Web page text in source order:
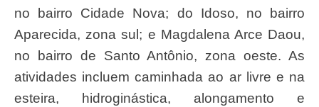
no bairro Cidade Nova; do Idoso, no bairro
Aparecida, zona sul; e Magdalena Arce Daou,
no bairro de Santo Antônio, zona oeste. As
atividades incluem caminhada ao ar livre e na
esteira, hidroginástica, alongamento e